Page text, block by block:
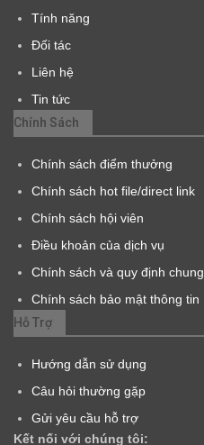
Tính năng
Đối tác
Liên hệ
Tin tức
Chính Sách
Chính sách điểm thưởng
Chính sách hot file/direct link
Chính sách hội viên
Điều khoản của dịch vụ
Chính sách và quy định chung
Chính sách bảo mật thông tin
Hỗ Trợ
Hướng dẫn sử dụng
Câu hỏi thường gặp
Gửi yêu cầu hỗ trợ
Kết nối với chúng tôi: